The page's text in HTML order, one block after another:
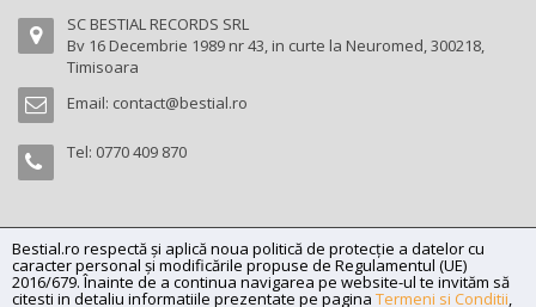
Bestial.ro respectă și aplică noua politică de protecție a datelor cu
caracter personal și modificările propuse de Regulamentul (UE)
2016/679. Înainte de a continua navigarea pe website-ul te invităm să
citesti in detaliu informatiile prezentate pe pagina Termeni si Conditii,
SC BESTIAL RECORDS SRL
Bv 16 Decembrie 1989 nr 43, in curte la Neuromed, 300218,
Timisoara
Email: contact@bestial.ro
Tel: 0770 409 870
Copyright (C) 2026bestial.ro -All rights reserved.
SC BESTIAL RECORDS SRL, Nr. R.C.: J35/345/2005, C.U.I.: RO17197870,
Adresa: Bv 16 Decembrie 1989 nr 43, in curte la Neuromed, 300218,